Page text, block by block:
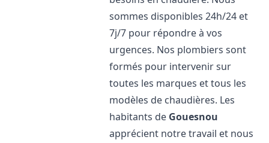
sommes disponibles 24h/24 et
7j/7 pour répondre à vos
urgences. Nos plombiers sont
formés pour intervenir sur
toutes les marques et tous les
modèles de chaudières. Les
habitants de Gouesnou
apprécient notre travail et nous